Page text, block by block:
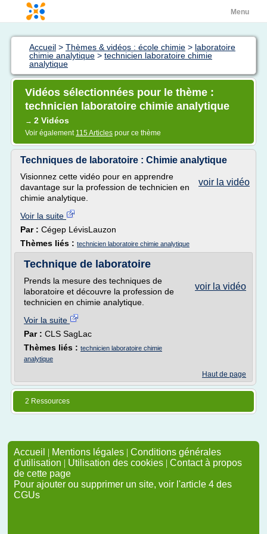
Menu
Accueil > Thèmes & vidéos : école chimie > laboratoire
chimie analytique > technicien laboratoire chimie
analytique
Vidéos sélectionnées pour le thème :
technicien laboratoire chimie analytique
→ 2 Vidéos
Voir également 115 Articles pour ce thème
Techniques de laboratoire : Chimie analytique
voir la vidéo
Visionnez cette vidéo pour en apprendre
davantage sur la profession de technicien en
chimie analytique.
Voir la suite
Par : Cégep LévisLauzon
Thèmes liés : technicien laboratoire chimie analytique
Technique de laboratoire
voir la vidéo
Prends la mesure des techniques de
laboratoire et découvre la profession de
technicien en chimie analytique.
Voir la suite
Par : CLS SagLac
Thèmes liés : technicien laboratoire chimie
analytique
Haut de page
2 Ressources
Accueil | Mentions légales | Conditions générales
d'utilisation | Utilisation des cookies | Contact à propos
de cette page
Pour ajouter ou supprimer un site, voir l'article 4 des
CGUs